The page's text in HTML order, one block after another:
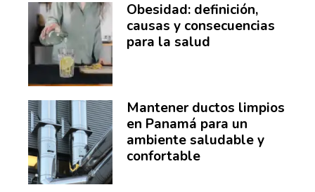
Obesidad: definición,
causas y consecuencias
para la salud
Mantener ductos limpios
en Panamá para un
ambiente saludable y
confortable